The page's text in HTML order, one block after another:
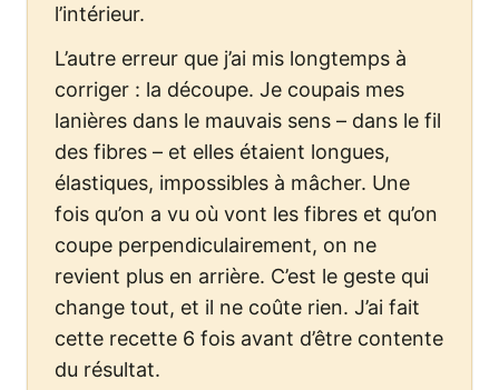
l’intérieur.
L’autre erreur que j’ai mis longtemps à
corriger : la découpe. Je coupais mes
lanières dans le mauvais sens – dans le fil
des fibres – et elles étaient longues,
élastiques, impossibles à mâcher. Une
fois qu’on a vu où vont les fibres et qu’on
coupe perpendiculairement, on ne
revient plus en arrière. C’est le geste qui
change tout, et il ne coûte rien. J’ai fait
cette recette 6 fois avant d’être contente
du résultat.